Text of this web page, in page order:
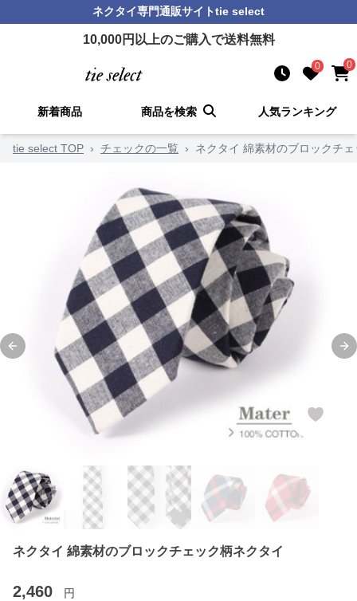
ネクタイ専門通販サイトtie select
10,000円以上のご購入で送料無料
0 0
新着商品 商品を検索 人気ランキング
tie select TOP › チェックの一覧 › ネクタイ 綿素材のブロックチ
Previous slide
ネクタイ 綿素材のブロックチェック柄ネクタイ
2,460 円